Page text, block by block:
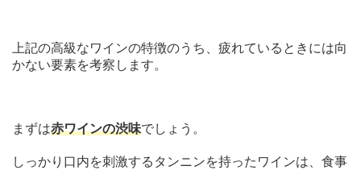
上記の高級なワインの特徴のうち、疲れているときには向
かない要素を考察します。
まずは赤ワインの渋味でしょう。
しっかり口内を刺激するタンニンを持ったワインは、食事